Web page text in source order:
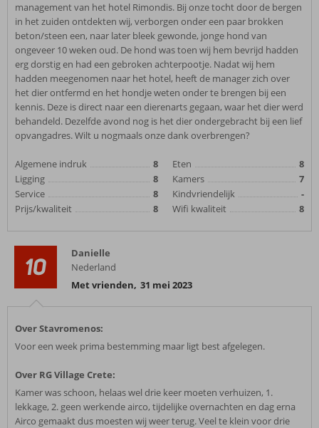
management van het hotel Rimondis. Bij onze tocht door de bergen
in het zuiden ontdekten wij, verborgen onder een paar brokken
beton/steen een, naar later bleek gewonde, jonge hond van
ongeveer 10 weken oud. De hond was toen wij hem bevrijd hadden
erg dorstig en had een gebroken achterpootje. Nadat wij hem
hadden meegenomen naar het hotel, heeft de manager zich over
het dier ontfermd en het hondje weten onder te brengen bij een
kennis. Deze is direct naar een dierenarts gegaan, waar het dier werd
behandeld. Dezelfde avond nog is het dier ondergebracht bij een lief
opvangadres. Wilt u nogmaals onze dank overbrengen?
Algemene indruk
8
Ligging
8
Service
8
Prijs/kwaliteit
8
Eten
8
Kamers
7
Kindvriendelijk
-
Wifi kwaliteit
8
10
Danielle
Nederland
Met vrienden, 31 mei 2023
Over Stavromenos:
Voor een week prima bestemming maar ligt best afgelegen.
Over RG Village Crete:
Kamer was schoon, helaas wel drie keer moeten verhuizen, 1.
lekkage, 2. geen werkende airco, tijdelijke overnachten en dag erna
Airco gemaakt dus moesten wij weer terug. Veel te klein voor drie